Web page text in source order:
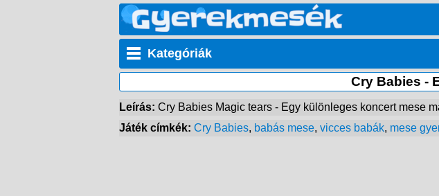
Kategóriák
Cry Babies -
Leírás: Cry Babies Magic tears - Egy különleges koncert mese
Játék címkék: Cry Babies, babás mese, vicces babák, mese